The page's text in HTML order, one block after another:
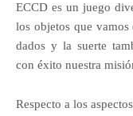
ECCD es un juego
los objetos que
dados y la suerte
con éxito nuestra
Respecto a los